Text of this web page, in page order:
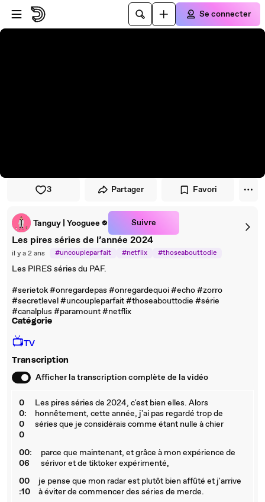
Passer au player
Passer au contenu principal
Se connecter
3 Partager Favori
Tanguy | Yooguee Suivre
Les pires séries de l’année 2024
il y a 2 ans #uncoupleparfait #netflix
#thoseabouttodie
#zorro
#secretlevel #onregardequoi
Les PIRES séries du PAF.
#serietok #onregardepas #onregardequoi #echo #zorro
#secretlevel #uncoupleparfait #thoseabouttodie #série
#canalplus #paramount #netflix
Catégorie
📺TV
Transcription
Afficher la transcription complète de la vidéo
0
0:
0
0
Les pires séries de 2024, c'est bien elles. Alors
honnêtement, cette année, j'ai pas regardé trop de
séries que je considérais comme étant nulle à chier
00:
06
parce que maintenant, et grâce à mon expérience de
sérivor et de tiktoker expérimenté,
00
:10
je pense que mon radar est plutôt bien affûté et j'arrive
à éviter de commencer des séries de merde.